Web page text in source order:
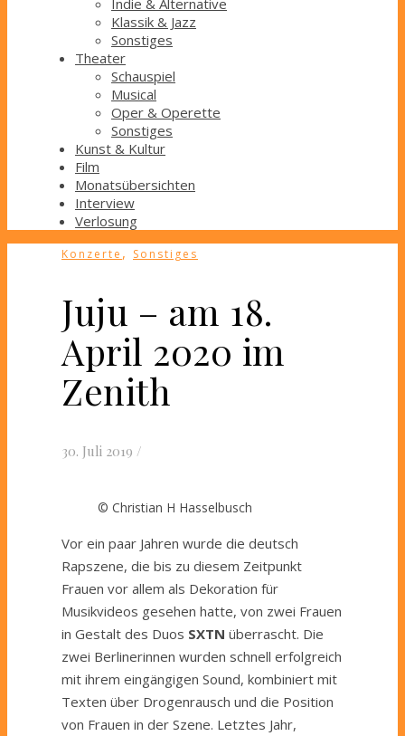
Indie & Alternative
Klassik & Jazz
Sonstiges
Theater
Schauspiel
Musical
Oper & Operette
Sonstiges
Kunst & Kultur
Film
Monatsübersichten
Interview
Verlosung
Konzerte , Sonstiges
Juju – am 18.
April 2020 im
Zenith
30. Juli 2019 /
© Christian H Hasselbusch
Vor ein paar Jahren wurde die deutsch
Rapszene, die bis zu diesem Zeitpunkt
Frauen vor allem als Dekoration für
Musikvideos gesehen hatte, von zwei Frauen
in Gestalt des Duos SXTN überrascht. Die
zwei Berlinerinnen wurden schnell erfolgreich
mit ihrem eingängigen Sound, kombiniert mit
Texten über Drogenrausch und die Position
von Frauen in der Szene. Letztes Jahr,